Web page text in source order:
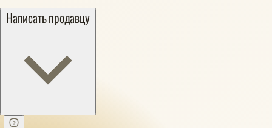
Написать продавцу